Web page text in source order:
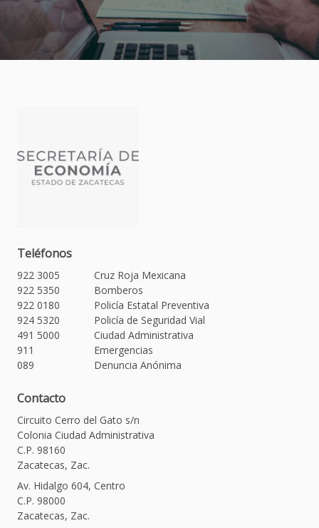
Teléfonos
922 3005
Cruz Roja Mexicana
922 5350
Bomberos
922 0180
Policía Estatal Preventiva
924 5320
Policía de Seguridad Vial
491 5000
Ciudad Administrativa
911
Emergencias
089
Denuncia Anónima
Contacto
Circuito Cerro del Gato s/n
Colonia Ciudad Administrativa
C.P. 98160
Zacatecas, Zac.
Av. Hidalgo 604, Centro
C.P. 98000
Zacatecas, Zac.